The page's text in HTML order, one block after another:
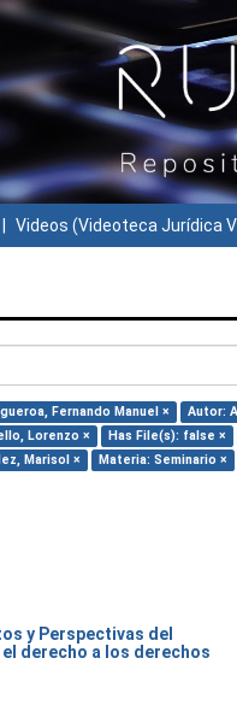
Videos (Videoteca Jurídica
Fernando Manuel × Autor:
Lorenzo × Has File(s): false ×
Marisol × Materia: Seminario ×
y Perspectivas del
derecho a los derechos